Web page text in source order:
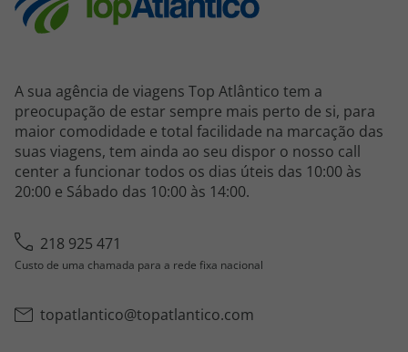
A sua agência de viagens Top Atlântico tem a
preocupação de estar sempre mais perto de si, para
maior comodidade e total facilidade na marcação das
suas viagens, tem ainda ao seu dispor o nosso call
center a funcionar todos os dias úteis das 10:00 às
20:00 e Sábado das 10:00 às 14:00.
218 925 471
Custo de uma chamada para a rede fixa nacional
topatlantico@topatlantico.com